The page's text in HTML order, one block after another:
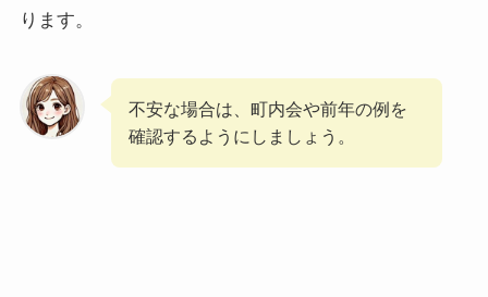
ります。
不安な場合は、町内会や前年の例を
確認するようにしましょう。